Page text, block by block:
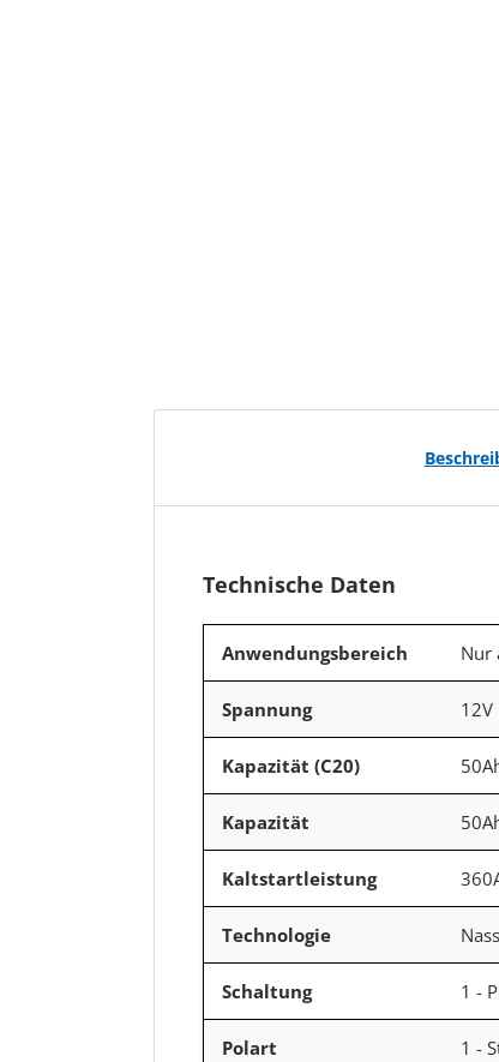
Technische Daten
Anwendungsbereich Nur
Spannung 12V
Kapazität (C20)
Kapazität
Kaltstartleistung
Technologie
Schaltung 1 -
Polart 1 -